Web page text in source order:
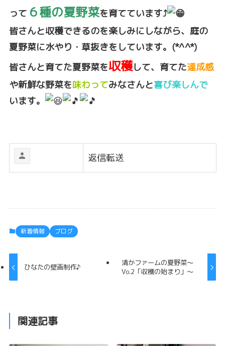
って ６種の夏野菜を育てています⤴️
皆さんと収穫できるのを楽しみにしながら、庭の
夏野菜に水やり・草抜きをしています。(*^^*)
皆さんと育てた夏野菜を収穫して、育てた達成感
や新鮮な野菜を味わってみなさんと喜び楽しんで
います。
返信転送
新着情報 ブログ
ひなたの壁画制作♪
清かファームの夏野菜～
Vo.2「収穫の始まり」〜
関連記事